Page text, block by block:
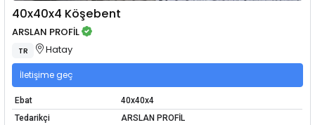
40x40x4 Köşebent
ARSLAN PROFİL
TR Hatay
İletişime geç
Ebat
40x40x4
Tedarikçi
ARSLAN PROFİL